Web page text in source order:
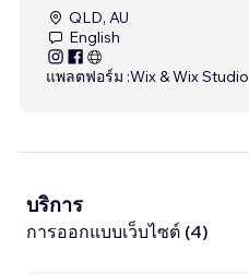
QLD, AU
English
แพลตฟอร์ม :Wix & Wix Studio
บริการ
การออกแบบเว็บไซต์ (4)